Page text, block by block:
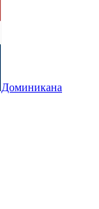
Доминикана